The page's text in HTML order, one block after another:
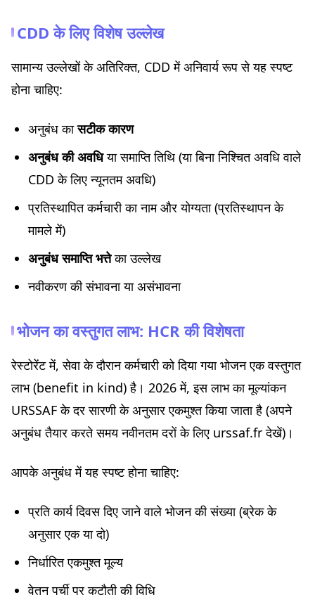
CDD के लिए विशेष उल्लेख
सामान्य उल्लेखों के अतिरिक्त, CDD में अनिवार्य रूप से यह स्पष्ट
होना चाहिए:
अनुबंध कासटीक कारण
अनुबंध की अवधिया समाप्ति तिथि (या बिना निश्चित अवधि वाले
CDD के लिए न्यूनतम अवधि)
प्रतिस्थापित कर्मचारी का नाम और योग्यता (प्रतिस्थापन के
मामले में)
अनुबंध समाप्ति भत्तेका उल्लेख
नवीकरण की संभावना या असंभावना
भोजन का वस्तुगत लाभ: HCR की विशेषता
रेस्टोरेंट में, सेवा के दौरान कर्मचारी को दिया गया भोजन एक वस्तुगत
लाभ (benefit in kind) है। 2026 में, इस लाभ का मूल्यांकन
URSSAF के दर सारणी के अनुसार एकमुश्त किया जाता है (अपने
अनुबंध तैयार करते समय नवीनतम दरों के लिए urssaf.fr देखें)।
आपके अनुबंध में यह स्पष्ट होना चाहिए:
प्रति कार्य दिवस दिए जाने वाले भोजन की संख्या (ब्रेक के
अनुसार एक या दो)
निर्धारित एकमुश्त मूल्य
वेतन पर्ची पर कटौती की विधि